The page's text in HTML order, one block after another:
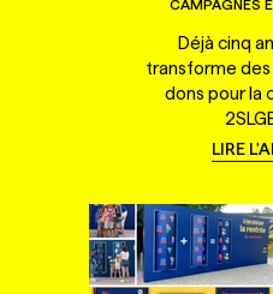
CAMPAGNES
Déjà cinq
transforme
dons pour la
LIRE